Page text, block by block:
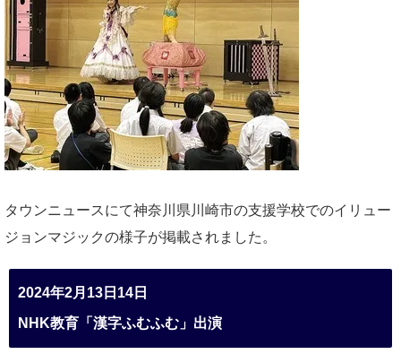
タウンニュースにて神奈川県川崎市の支援学校でのイリュー
ジョンマジックの様子が掲載されました。
2024年2月13日14日
NHK教育「漢字ふむふむ」出演